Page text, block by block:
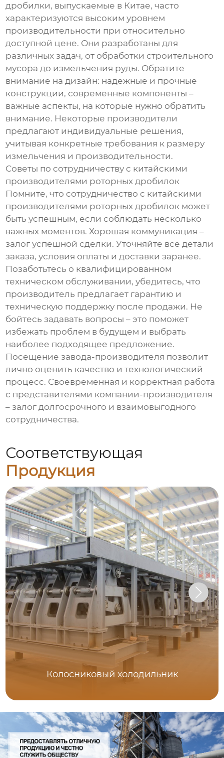
дробилки, выпускаемые в Китае, часто
характеризуются высоким уровнем
производительности при относительно
доступной цене. Они разработаны для
различных задач, от обработки строительного
мусора до измельчения руды. Обратите
внимание на дизайн: надежные и прочные
конструкции, современные компоненты –
важные аспекты, на которые нужно обратить
внимание. Некоторые производители
предлагают индивидуальные решения,
учитывая конкретные требования к размеру
измельчения и производительности.
Советы по сотрудничеству с китайскими
производителями роторных дробилок
Помните, что сотрудничество с китайскими
производителями роторных дробилок может
быть успешным, если соблюдать несколько
важных моментов. Хорошая коммуникация –
залог успешной сделки. Уточняйте все детали
заказа, условия оплаты и доставки заранее.
Позаботьтесь о квалифицированном
техническом обслуживании, убедитесь, что
производитель предлагает гарантию и
техническую поддержку после продажи. Не
бойтесь задавать вопросы – это поможет
избежать проблем в будущем и выбрать
наиболее подходящее предложение.
Посещение завода-производителя позволит
лично оценить качество и технологический
процесс. Своевременная и корректная работа
с представителями компании-производителя
– залог долгосрочного и взаимовыгодного
сотрудничества.
Соответствующая
Продукция
Колосниковый холодильник